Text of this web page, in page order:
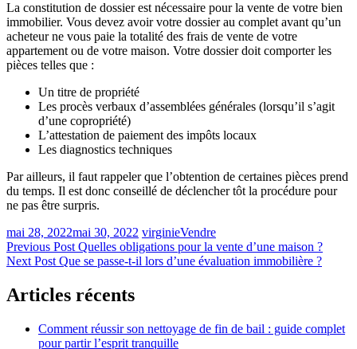
La constitution de dossier est nécessaire pour la vente de votre bien
immobilier. Vous devez avoir votre dossier au complet avant qu’un
acheteur ne vous paie la totalité des frais de vente de votre
appartement ou de votre maison. Votre dossier doit comporter les
pièces telles que :
Un titre de propriété
Les procès verbaux d’assemblées générales (lorsqu’il s’agit
d’une copropriété)
L’attestation de paiement des impôts locaux
Les diagnostics techniques
Par ailleurs, il faut rappeler que l’obtention de certaines pièces prend
du temps. Il est donc conseillé de déclencher tôt la procédure pour
ne pas être surpris.
mai 28, 2022mai 30, 2022 virginieVendre
Navigation
de
l’article
Previous Post Quelles obligations pour la vente d’une maison ?
Next Post Que se passe-t-il lors d’une évaluation immobilière ?
Articles récents
Comment réussir son nettoyage de fin de bail : guide complet
pour partir l’esprit tranquille